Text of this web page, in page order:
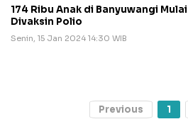
174 Ribu Anak di Banyuwangi Mulai
Divaksin Polio
Senin, 15 Jan 2024 14:30 WIB
Previous 1